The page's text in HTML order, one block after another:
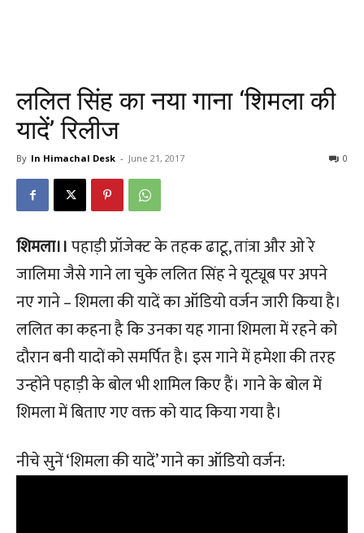
ललित सिंह का नया गाना ‘शिमला की
यादें’ रिलीज
By In Himachal Desk - June 21, 2017 0
शिमला।।पहाड़ी प्रॉजेक्ट के तहक ढाटू, तांत्रा और ओ रे
जालिमा जैसे गाने ला चुके ललित सिंह ने यूट्यूब पर अपने
नए गाने – शिमला की यादें का ऑडियो वर्जन जारी किया है।
ललित का कहना है कि उनका यह गाना शिमला में रहने को
दौरान बनी यादों को समर्पित है। इस गाने में हमेशा की तरह
उन्होंने पहाड़ी के बोल भी शामिल किए हैं। गाने के बोल में
शिमला में बिताए गए वक्त को याद किया गया है।
नीचे सुनें ‘शिमला की यादें’ गाने का ऑडियो वर्जन: